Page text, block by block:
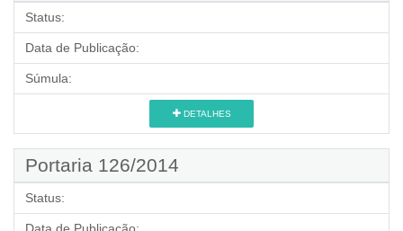
Status:
Data de Publicação:
Súmula:
DETALHES
Portaria 126/2014
Status: